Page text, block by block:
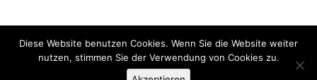
Diese Website benutzen Cookies. Wenn Sie die Website weiter
nutzen, stimmen Sie der Verwendung von Cookies zu.